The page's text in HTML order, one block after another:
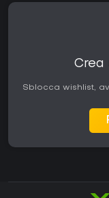
Crea
Sblocca wishlist,